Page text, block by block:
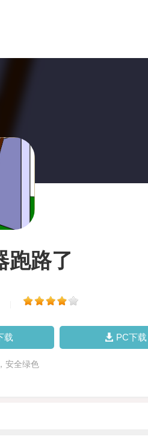
跑路了
载 PC下载
安全绿色